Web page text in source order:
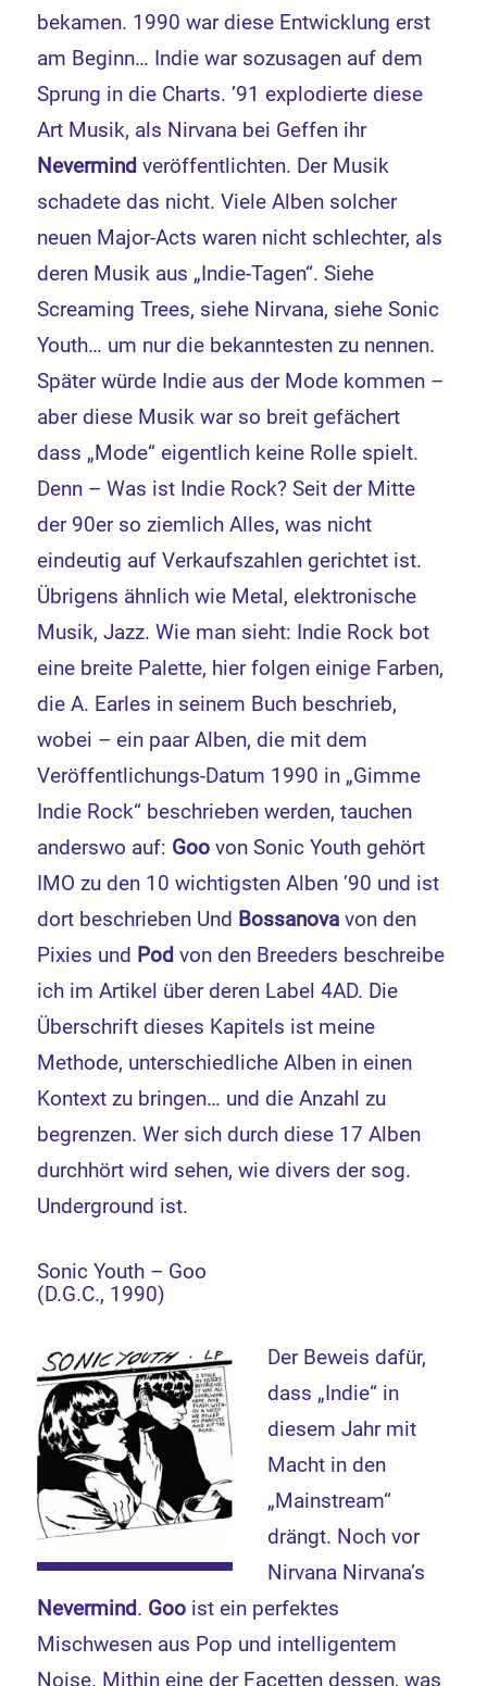
bekamen. 1990 war diese Entwicklung erst
am Beginn… Indie war sozusagen auf dem
Sprung in die Charts. ’91 explodierte diese
Art Musik, als Nirvana bei Geffen ihr
Nevermindveröffentlichten. Der Musik
schadete das nicht. Viele Alben solcher
neuen Major-Acts waren nicht schlechter, als
deren Musik aus „Indie-Tagen“. Siehe
Screaming Trees, siehe Nirvana, siehe Sonic
Youth… um nur die bekanntesten zu nennen.
Später würde Indie aus der Mode kommen –
aber diese Musik war so breit gefächert
dass „Mode“ eigentlich keine Rolle spielt.
Denn – Was ist Indie Rock? Seit der Mitte
der 90er so ziemlich Alles, was nicht
eindeutig auf Verkaufszahlen gerichtet ist.
Übrigens ähnlich wie Metal, elektronische
Musik, Jazz. Wie man sieht: Indie Rock bot
eine breite Palette, hier folgen einige Farben,
die A. Earles in seinem Buch beschrieb,
wobei – ein paar Alben, die mit dem
Veröffentlichungs-Datum 1990 in „Gimme
Indie Rock“ beschrieben werden, tauchen
anderswo auf: Goo von Sonic Youth gehört
IMO zu den 10 wichtigsten Alben ’90 und ist
dort beschrieben Und Bossanova von den
Pixies und Pod von den Breeders beschreibe
ich im Artikel über deren Label 4AD. Die
Überschrift dieses Kapitels ist meine
Methode, unterschiedliche Alben in einen
Kontext zu bringen… und die Anzahl zu
begrenzen. Wer sich durch diese 17 Alben
durchhört wird sehen, wie divers der sog.
Underground ist.
Sonic Youth – Goo
(D.G.C., 1990)
Der Beweis dafür,
dass „Indie“ in
diesem Jahr mit
Macht in den
„Mainstream“
drängt. Noch vor
Nirvana Nirvana’s
Nevermind. Goo ist ein perfektes
Mischwesen aus Pop und intelligentem
Noise. Mithin eine der Facetten dessen, was